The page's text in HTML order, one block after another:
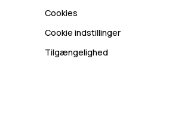
Cookies
Cookie indstillinger
Tilgængelighed